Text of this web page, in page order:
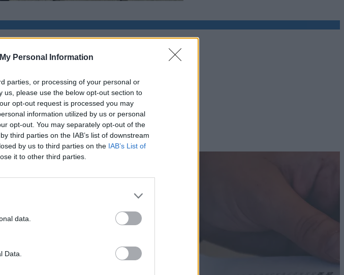
Personal Information
parties, or processing of your personal or
please use the below opt-out section to
opt-out request is processed you may
information utilized by us or personal
opt-out. You may separately opt-out of the
third parties on the IAB’s list of downstream
by us to third parties on the IAB’s List of
it to other third parties.
data.
Data.